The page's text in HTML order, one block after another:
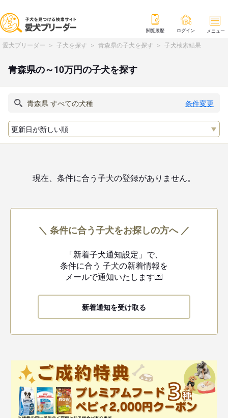
閲覧履歴 ログイン メニュー
愛犬ブリーダー 子犬を探す 青森県の子犬を探す 子犬検索結果
青森県の～10万円の子犬を探す
条件変更
現在、条件に合う子犬の登録がありません。
＼ 条件に合う子犬をお探しの方へ ／
「新着子犬通知設定」で、
条件に合う 子犬の新着情報を
メールで通知いたします💌
新着通知を受け取る